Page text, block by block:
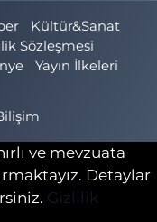
Kültür&Sanat
Sözleşmesi
Yayın İlkeleri
ve mevzuata
Detaylar
Gizlilik